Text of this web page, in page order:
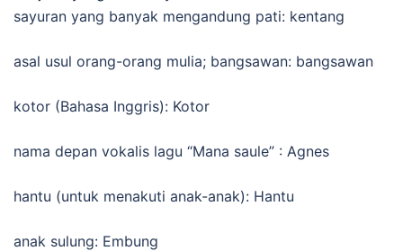
sayuran yang banyak mengandung pati: kentang
asal usul orang-orang mulia; bangsawan: bangsawan
kotor (Bahasa Inggris): Kotor
nama depan vokalis lagu “Mana saule” : Agnes
hantu (untuk menakuti anak-anak): Hantu
anak sulung: Embung